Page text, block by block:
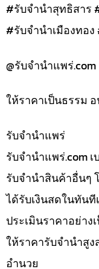
#รับจำนำสุทธิสาร
#รับจำนำเมืองทอ
@รับจํานําแพร่.com
ให้ราคาเป็นธรรม
รับจํานำแพร่
รับจํานําแพร่.com เ
รับจำนำสินค้าอื่นๆ
ได้รับเงินสดในทัน
ประเมินราคาอย่าง
ให้ราคารับจำนำสู
อำนวย